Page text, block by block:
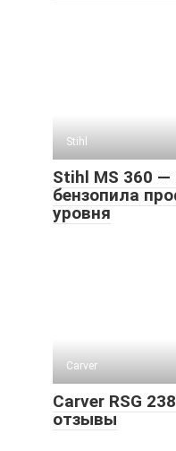
Stihl
Stihl MS 360
бензопила
уровня
Carver
Carver RSG
отзывы